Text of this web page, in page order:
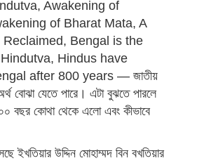
Awakening of
of Bharat Mata, A
Bengal is the
Hindus have
after 800 years — জাতীয়
বোঝা যেতে পারে। এটা বুঝতে পারলে
বছর কোথা থেকে এলো এবং কীভাবে
ইখতিয়ার উদ্দিন মোহাম্মদ বিন বখতিয়ার